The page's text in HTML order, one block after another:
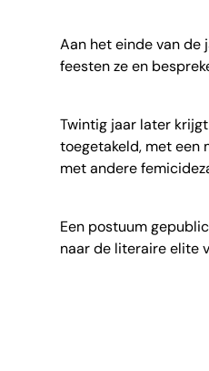
Aan het einde van de
feesten ze en
Twintig jaar later
toegetakeld, met een
met andere
Een postuum
naar de literaire elite